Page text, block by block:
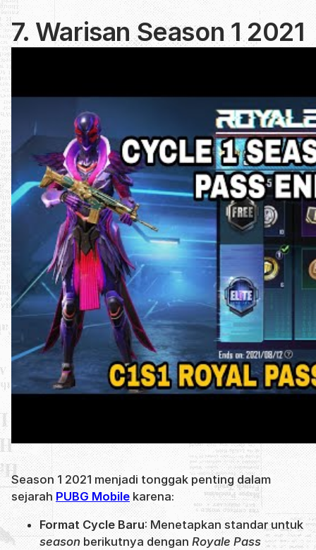
7. Warisan Season 1 2021
Season 1 2021 menjadi tonggak penting dalam
sejarahPUBG Mobile karena:
Format Cycle Baru: Menetapkan standar untuk
season berikutnya dengan Royale Pass